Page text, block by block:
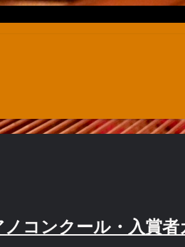
コンクール・入賞